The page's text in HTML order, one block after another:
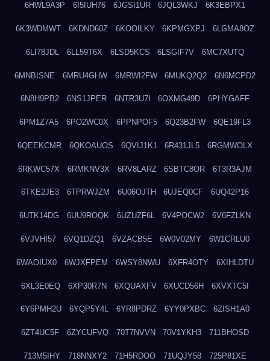
6HWL9A3P 6I5IUH76 6JGSI1UR 6JQL3WKJ 6K3EBPX1
6K3WDMWT 6KDND60Z 6KOOILKY 6KPMGXPJ 6LGMA8OZ
6LI78JDL 6LL59T6X 6LSD5KCS 6LSGIF7V 6MC7XUTQ
6MNBISNE 6MRU4GHW 6MRWI2FW 6MUKQ2Q2 6N6MCPD2
6N8H9PB2 6NS1JPER 6NTR3U7I 6OXMG49D 6PHYGAFF
6PM1Z7A5 6PO2WC0X 6PPNPOF5 6Q23B2FW 6QE19FL3
6QEEKCMR 6QKOAUOS 6QVIJ1K1 6R431JL5 6RGMWOLX
6RKWC57X 6RMKNV3X 6RV8LARZ 6SBTC8OR 6T3R3AJM
6TKE2JE3 6TPRWJZM 6U06OJTH 6UJEQ0CF 6UQ42P16
6UTK14DG 6UU9ROQK 6UZUZF6L 6V4POCW2 6V6FZLKN
6VJVHI57 6VQ1DZQ1 6VZACB5E 6W0V02MY 6W1CRLU0
6WAOIUX0 6WJXFPEM 6WSY8NWU 6XFR4OTY 6XIHLDTU
6XL3E0EQ 6XP30R7N 6XQUAXFV 6XUCD56H 6XVXTC5I
6Y6PMH2U 6YQP5Y4L 6YR8PDRZ 6YY0PXBC 6ZISH1A0
6ZT4UC5F 6ZYCUFVQ 70T7NVVN 70V1YKH3 711BHOSD
713M5IHY 718NNXY2 71H5RDOO 71UQJY58 725P81XE